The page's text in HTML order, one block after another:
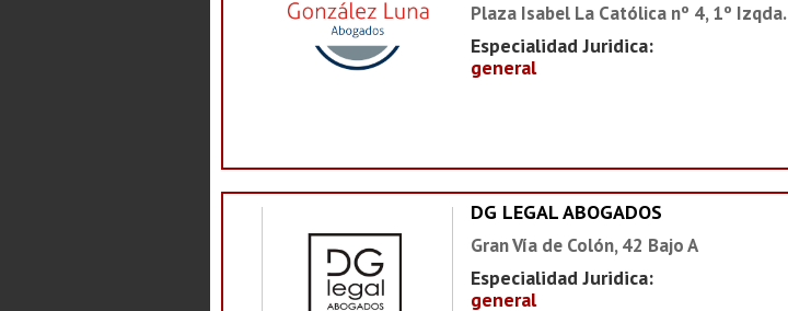
Plaza Isabel La Católica nº 4, 1º Izqda.
Especialidad Juridica:
general
DG LEGAL ABOGADOS
Gran Vía de Colón, 42 Bajo A
Especialidad Juridica:
general